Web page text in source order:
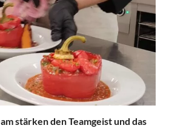
stärken den Teamgeist und das